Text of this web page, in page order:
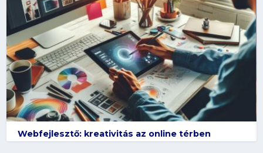
Webfejlesztő: kreativitás az online térben